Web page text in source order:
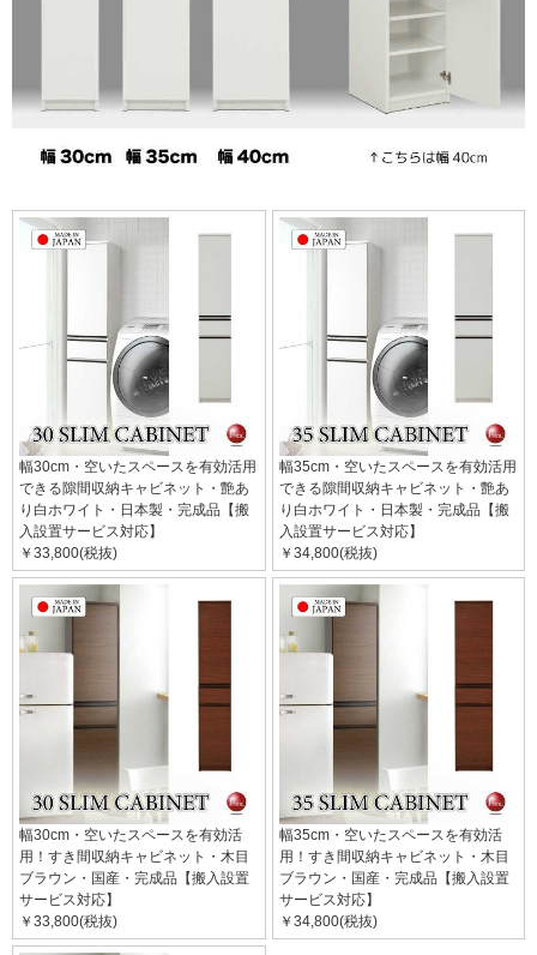
幅30cm・空いたスペースを有効活用
できる隙間収納キャビネット・艶あ
り白ホワイト・日本製・完成品【搬
入設置サービス対応】
￥33,800(税抜)
幅35cm・空いたスペースを有効活用
できる隙間収納キャビネット・艶あ
り白ホワイト・日本製・完成品【搬
入設置サービス対応】
￥34,800(税抜)
幅30cm・空いたスペースを有効活
用！すき間収納キャビネット・木目
ブラウン・国産・完成品【搬入設置
サービス対応】
￥33,800(税抜)
幅35cm・空いたスペースを有効活
用！すき間収納キャビネット・木目
ブラウン・国産・完成品【搬入設置
サービス対応】
￥34,800(税抜)